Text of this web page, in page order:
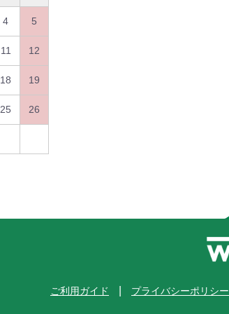
4 5
11 12
18 19
25 26
ご利用ガイド プライバシーポリシー